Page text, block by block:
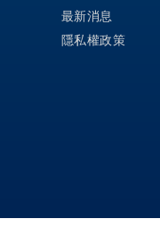
最新消息
隱私權政策